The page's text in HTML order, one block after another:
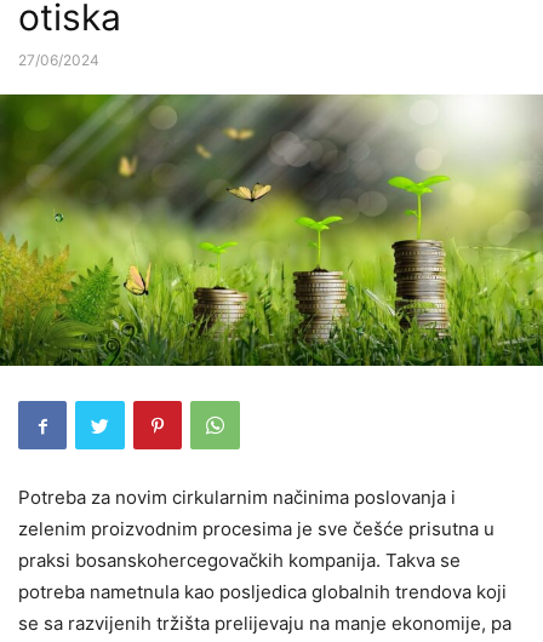
otiska
27/06/2024
Potreba za novim cirkularnim načinima poslovanja i
zelenim proizvodnim procesima je sve češće prisutna u
praksi bosanskohercegovačkih kompanija. Takva se
potreba nametnula kao posljedica globalnih trendova koji
se sa razvijenih tržišta prelijevaju na manje ekonomije, pa